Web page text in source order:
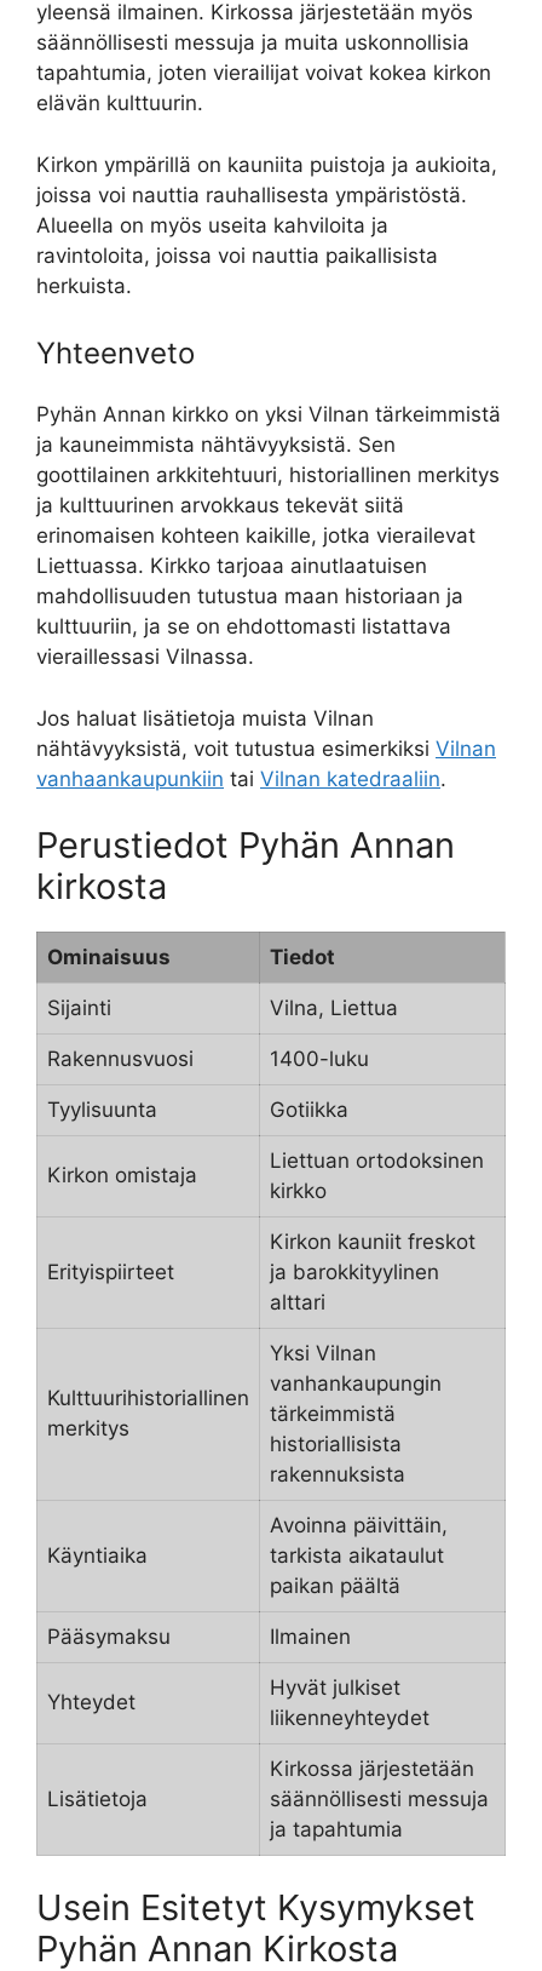
yleensä ilmainen. Kirkossa järjestetään myös
säännöllisesti messuja ja muita uskonnollisia
tapahtumia, joten vierailijat voivat kokea kirkon
elävän kulttuurin.
Kirkon ympärillä on kauniita puistoja ja aukioita,
joissa voi nauttia rauhallisesta ympäristöstä.
Alueella on myös useita kahviloita ja
ravintoloita, joissa voi nauttia paikallisista
herkuista.
Yhteenveto
Pyhän Annan kirkko on yksi Vilnan tärkeimmistä
ja kauneimmista nähtävyyksistä. Sen
goottilainen arkkitehtuuri, historiallinen merkitys
ja kulttuurinen arvokkaus tekevät siitä
erinomaisen kohteen kaikille, jotka vierailevat
Liettuassa. Kirkko tarjoaa ainutlaatuisen
mahdollisuuden tutustua maan historiaan ja
kulttuuriin, ja se on ehdottomasti listattava
vieraillessasi Vilnassa.
Jos haluat lisätietoja muista Vilnan
nähtävyyksistä, voit tutustua esimerkiksi Vilnan
vanhaankaupunkiin tai Vilnan katedraaliin.
Perustiedot Pyhän Annan
kirkosta
Ominaisuus Tiedot
Sijainti Vilna, Liettua
Rakennusvuosi 1400-luku
Tyylisuunta Gotiikka
Kirkon omistaja
Liettuan ortodoksinen
kirkko
Erityispiirteet
Kirkon kauniit freskot
ja barokkityylinen
alttari
Kulttuurihistoriallinen
merkitys
Yksi Vilnan
vanhankaupungin
tärkeimmistä
historiallisista
rakennuksista
Käyntiaika
Avoinna päivittäin,
tarkista aikataulut
paikan päältä
Pääsymaksu Ilmainen
Yhteydet
Hyvät julkiset
liikenneyhteydet
Lisätietoja
Kirkossa järjestetään
säännöllisesti messuja
ja tapahtumia
Usein Esitetyt Kysymykset
Pyhän Annan Kirkosta